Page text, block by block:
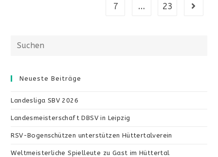
7
… 23 Gehe
Diese
Neueste Beiträge
Landesliga SBV 2026
Landesmeisterschaft DBSV in Leipzig
RSV-Bogenschützen unterstützen Hüttertalverein
Weltmeisterliche Spielleute zu Gast im Hüttertal